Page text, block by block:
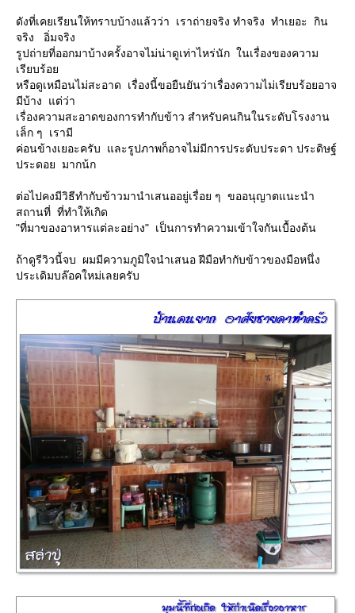
ดังที่เคยเรียนให้ทราบบ้างแล้วว่า เราถ่ายจริง ทำจริง ทำเยอะ กิน
จริง อิ่มจริง
รูปถ่ายที่ออกมาบ้างครั้งอาจไม่น่าดูเท่าไหร่นัก ในเรื่องของความ
เรียบร้อ
หรือดูเหมือนไม่สะอาด เรื่องนี้ขอยืนยันว่าเรื่องความไม่เรียบร้อยอาจ
มีบ้าง แต่ว่า
เรื่องความสะอาดของการทำกับข้าว สำหรับคนกินในระดับโรงงาน
เล็ก ๆ เรามี
ค่อนข้างเยอะครับ และรูปภาพก็อาจไม่มีการประดับประดา ประดิษฐ์
ประดอย มากน้ก
ต่อไปคงมีวิธีทำกับข้าวมานำเสนออยู่เรื่อย ๆ ขออนุญาตแนะนำ
สถานที่ ที่ทำให้เกิด
"ที่มาของอาหารแต่ละอย่าง" เป็นการทำความเข้าใจกันเบื้องต้น
ถ้าดูรีวิวนี้จบ ผมมีความภูมิใจนำเสนอ ฝีมือทำกับข้าวของมือหนึ่ง
ประเดิมบล๊อคใหม่เลยครับ